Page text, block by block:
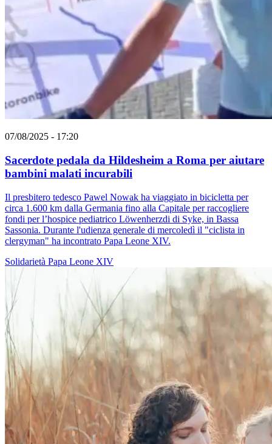
07/08/2025 - 17:20
Sacerdote pedala da Hildesheim a Roma per aiutare
bambini malati incurabili
Il presbitero tedesco Pawel Nowak ha viaggiato in bicicletta per
circa 1.600 km dalla Germania fino alla Capitale per raccogliere
fondi per l’hospice pediatrico Löwenherzdi di Syke, in Bassa
Sassonia. Durante l'udienza generale di mercoledì il "ciclista in
clergyman" ha incontrato Papa Leone XIV.
Solidarietà Papa Leone XIV